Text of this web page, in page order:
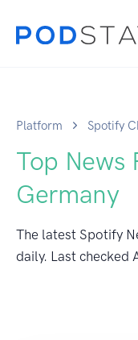
Platform Spotify
Top News
Germany
The latest Spotify
daily. Last checked